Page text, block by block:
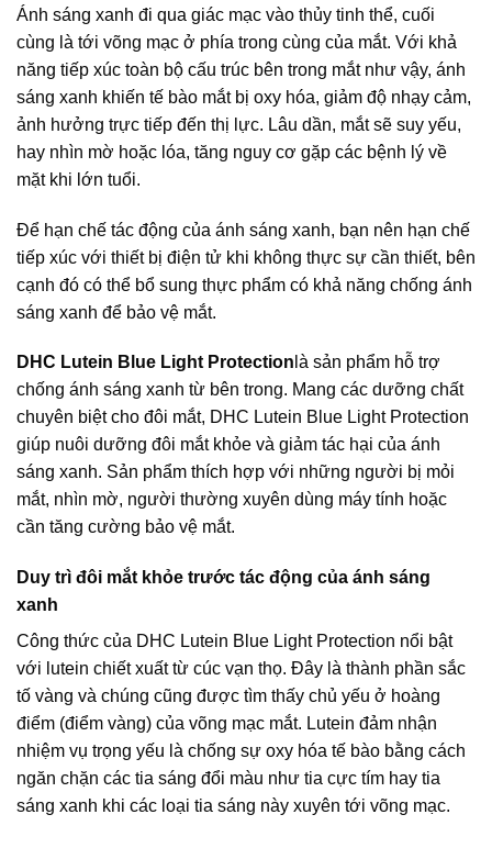
Ánh sáng xanh đi qua giác mạc vào thủy tinh thể, cuối
cùng là tới võng mạc ở phía trong cùng của mắt. Với khả
năng tiếp xúc toàn bộ cấu trúc bên trong mắt như vậy, ánh
sáng xanh khiến tế bào mắt bị oxy hóa, giảm độ nhạy cảm,
ảnh hưởng trực tiếp đến thị lực. Lâu dần, mắt sẽ suy yếu,
hay nhìn mờ hoặc lóa, tăng nguy cơ gặp các bệnh lý về
mặt khi lớn tuổi.
Để hạn chế tác động của ánh sáng xanh, bạn nên hạn chế
tiếp xúc với thiết bị điện tử khi không thực sự cần thiết, bên
cạnh đó có thể bổ sung thực phẩm có khả năng chống ánh
sáng xanh để bảo vệ mắt.
DHC Lutein Blue Light Protection là sản phẩm hỗ trợ
chống ánh sáng xanh từ bên trong. Mang các dưỡng chất
chuyên biệt cho đôi mắt, DHC Lutein Blue Light Protection
giúp nuôi dưỡng đôi mắt khỏe và giảm tác hại của ánh
sáng xanh. Sản phẩm thích hợp với những người bị mỏi
mắt, nhìn mờ, người thường xuyên dùng máy tính hoặc
cần tăng cường bảo vệ mắt.
Duy trì đôi mắt khỏe trước tác động của ánh sáng
xanh
Công thức của DHC Lutein Blue Light Protection nổi bật
với lutein chiết xuất từ cúc vạn thọ. Đây là thành phần sắc
tố vàng và chúng cũng được tìm thấy chủ yếu ở hoàng
điểm (điểm vàng) của võng mạc mắt. Lutein đảm nhận
nhiệm vụ trọng yếu là chống sự oxy hóa tế bào bằng cách
ngăn chặn các tia sáng đổi màu như tia cực tím hay tia
sáng xanh khi các loại tia sáng này xuyên tới võng mạc.